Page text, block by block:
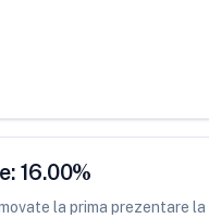
16.00%
la prima prezentare